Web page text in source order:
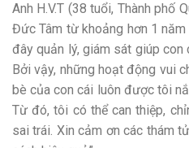
Anh H.V.T (38 tuổi, Thành phố
Đức Tâm từ khoảng hơn 1
đây quản lý, giám sát giúp con
Bởi vậy, những hoạt động vui
bè của con cái luôn được tôi
Từ đó, tôi có thể can thiệp,
sai trái. Xin cảm ơn các thám